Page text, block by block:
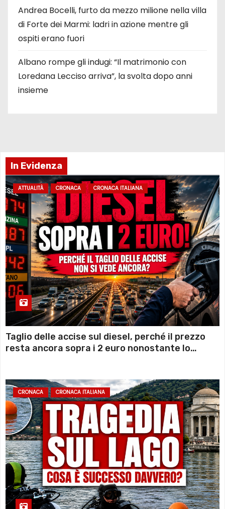
Andrea Bocelli, furto da mezzo milione nella villa
di Forte dei Marmi: ladri in azione mentre gli
ospiti erano fuori
Albano rompe gli indugi: “Il matrimonio con
Loredana Lecciso arriva”, la svolta dopo anni
insieme
In Evidenza
ATTUALITÀ CRONACA CRONACA ITALIANA
Taglio delle accise sul diesel, perché il prezzo
resta ancora sopra i 2 euro nonostante lo
CRONACA CRONACA ITALIANA